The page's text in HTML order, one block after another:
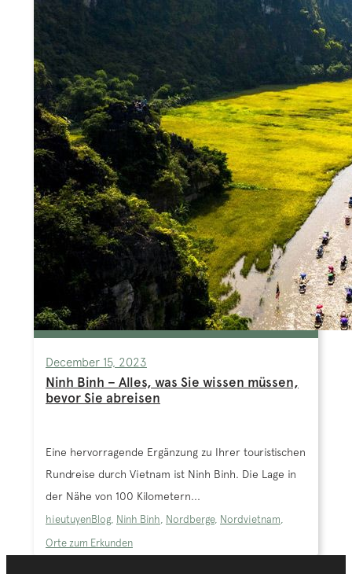
December 15, 2023
Ninh Binh – Alles, was Sie wissen müssen,
bevor Sie abreisen
Eine hervorragende Ergänzung zu Ihrer touristischen
Rundreise durch Vietnam ist Ninh Binh. Die Lage in
der Nähe von 100 Kilometern...
hieutuyenBlog, Ninh Binh, Nordberge, Nordvietnam,
Orte zum Erkunden